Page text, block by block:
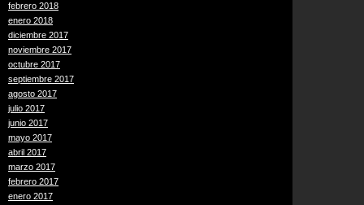
febrero 2018
enero 2018
diciembre 2017
noviembre 2017
octubre 2017
septiembre 2017
agosto 2017
julio 2017
junio 2017
mayo 2017
abril 2017
marzo 2017
febrero 2017
enero 2017